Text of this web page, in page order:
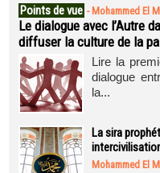
Points de vue - Mohammed El
Le dialogue avec l’Autre
diffuser la culture de la
Lire la
dialogue
la...
La sira
Mohammed El